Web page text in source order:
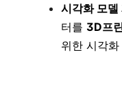
시각화 모델
터를 3D프
위한 시각